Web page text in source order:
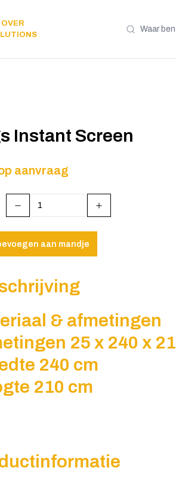
OVER
Instant Screen
aanvraag
aan mandje
& afmetingen
25 x 240 x
240 cm
210 cm